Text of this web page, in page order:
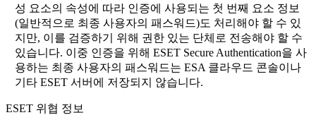
성 요소의 속성에 따라 인증에 사용되는 첫 번째 요소 정보
(일반적으로 최종 사용자의 패스워드)도 처리해야 할 수 있
지만, 이를 검증하기 위해 권한 있는 단체로 전송해야 할 수
있습니다. 이중 인증을 위해 ESET Secure Authentication을 사
용하는 최종 사용자의 패스워드는 ESA 클라우드 콘솔이나
기타 ESET 서버에 저장되지 않습니다.
ESET 위협 정보